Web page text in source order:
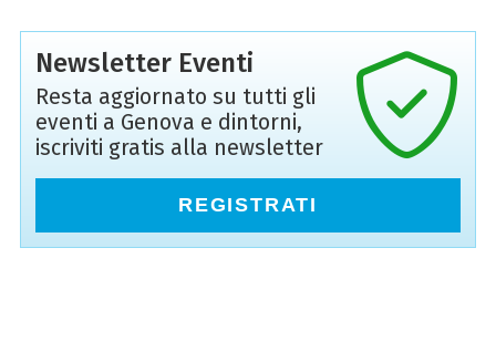
Newsletter Eventi
Resta aggiornato su tutti gli
eventi a Genova e dintorni,
iscriviti gratis alla newsletter
REGISTRATI